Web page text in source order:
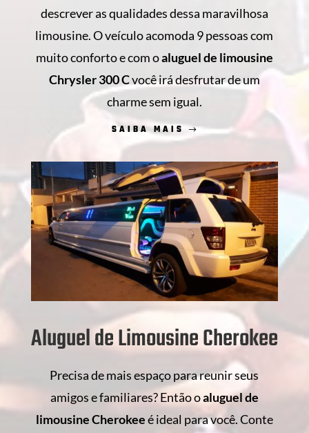
descrever as qualidades dessa maravilhosa
limousine. O veículo acomoda 9 pessoas com
muito conforto e com oaluguel de limousine
Chrysler 300 Cvocê irá desfrutar de um
charme sem igual.
SAIBA MAIS
Aluguel de Limousine Cherokee
Precisa de mais espaço para reunir seus
amigos e familiares? Então oaluguel de
limousine Cherokeeé ideal para você. Conte